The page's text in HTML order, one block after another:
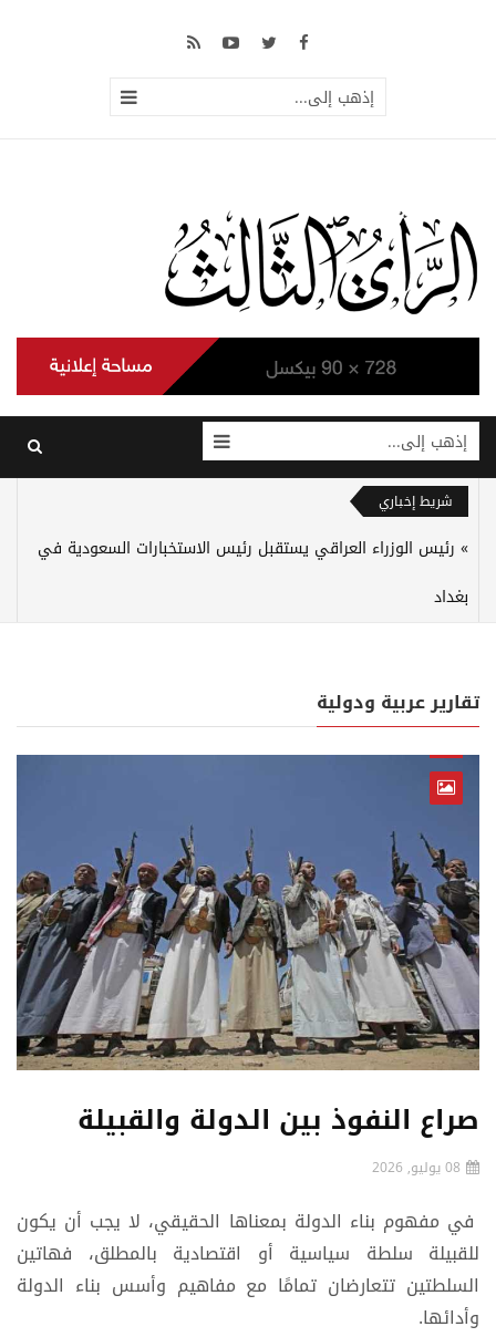
إذهب إلى...
إذهب إلى...
شريط إخباري
رئيس الوزراء العراقي يستقبل رئيس الاستخبارات السعودية في
بغداد
تقارير عربية ودولية
صراع النفوذ بين الدولة والقبيلة
08 يوليو, 2026
في مفهوم بناء الدولة بمعناها الحقيقي، لا يجب أن يكون
للقبيلة سلطة سياسية أو اقتصادية بالمطلق، فهاتين
السلطتين تتعارضان تمامًا مع مفاهيم وأسس بناء الدولة
وأدائها.